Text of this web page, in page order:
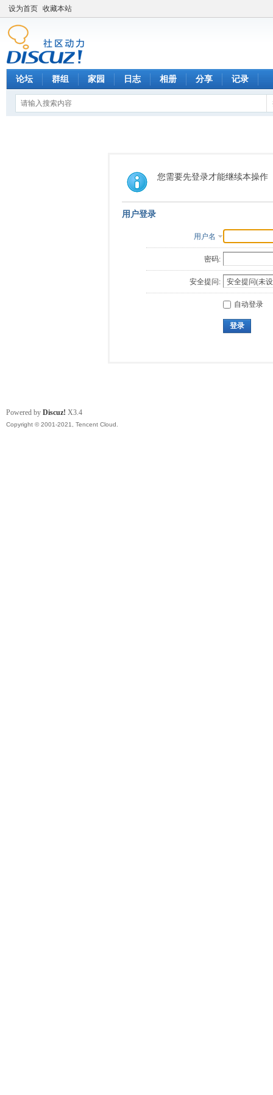
设为首页 收藏本站
论坛 群组 家园 日志 相册 分享 记录
您需要先登录才能继续本操作
用户登录
用户名
密码:
安全提问:
自动登录
登录
Powered by Discuz! X3.4
Copyright © 2001-2021, Tencent Cloud.